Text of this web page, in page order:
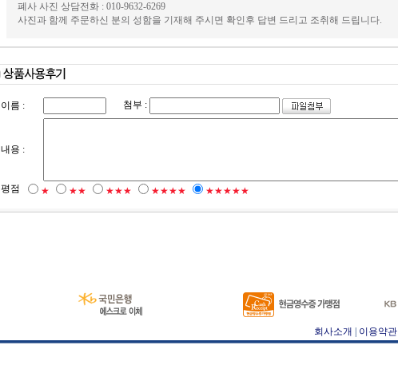
폐사 사진 상담전화 : 010-9632-6269
사진과 함께 주문하신 분의 성함을 기재해 주시면 확인후 답변 드리고 조취해 드립니다.
이름 : 첨부 :
내용 :
평점 ★ ★★ ★★★ ★★★★ ★★★★★
회사소개 이용약관